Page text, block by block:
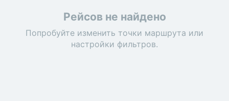
Рейсов не найдено
Попробуйте изменить точки маршрута или
настройки фильтров.